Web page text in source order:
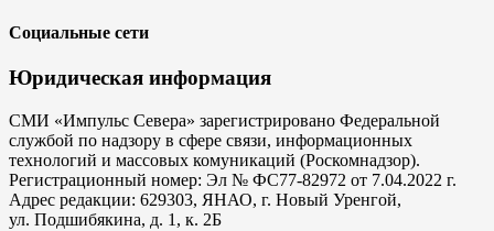
Социальные сети
Юридическая информация
СМИ «Импульс Севера» зарегистрировано Федеральной
службой по надзору в сфере связи, информационных
технологий и массовых комуникаций (Роскомнадзор).
Регистрационный номер: Эл № ФС77-82972 от 7.04.2022 г.
Адрес редакции: 629303, ЯНАО, г. Новый Уренгой,
ул. Подшибякина, д. 1, к. 2Б